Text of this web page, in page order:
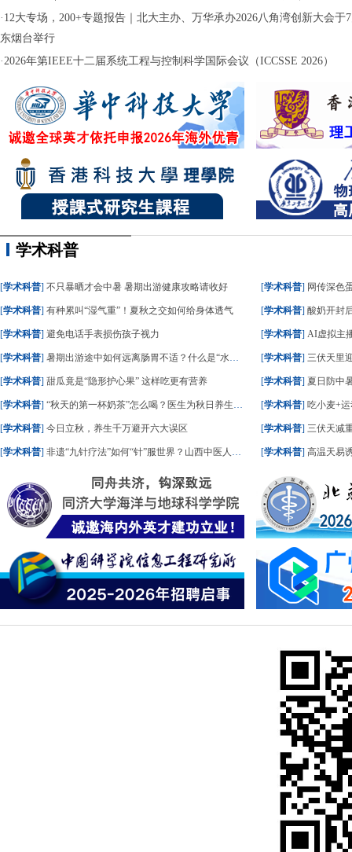
· 12大专场，200+专题报告｜北大主办、万华承办2026八角湾创新大会于
东烟台举行
·2026年第IEEE十二届系统工程与控制科学国际会议（ICCSSE 2026）
学术科普
[学术科普] 不只暴晒才会中暑 暑期出游健康攻略请收好
[学术科普] 有种累叫“湿气重”！夏秋之交如何给身体透气
[学术科普] 避免电话手表损伤孩子视力
[学术科普] 暑期出游途中如何远离肠胃不适？什么是“水土不服”？一文了解
[学术科普] 甜瓜竟是“隐形护心果” 这样吃更有营养
[学术科普] “秋天的第一杯奶茶”怎么喝？医生为秋日养生饮食划重点
[学术科普] 今日立秋，养生千万避开六大误区
[学术科普] 非遗“九针疗法”如何“针”服世界？山西中医人这样答
[学术科普] 网传深色蛋
[学术科普] 酸奶开封
[学术科普] AI虚拟主播
[学术科普] 三伏天里
[学术科普] 夏日防中
[学术科普] 吃小麦+
[学术科普] 三伏天减重
[学术科普] 高温天易